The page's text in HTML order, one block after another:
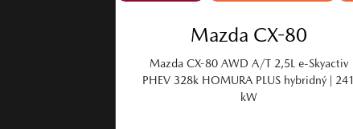
Mazda CX-80
Mazda CX-80 AWD A/T 2,5L e-Skyactiv
PHEV 328k HOMURA PLUS hybridný | 241
kW